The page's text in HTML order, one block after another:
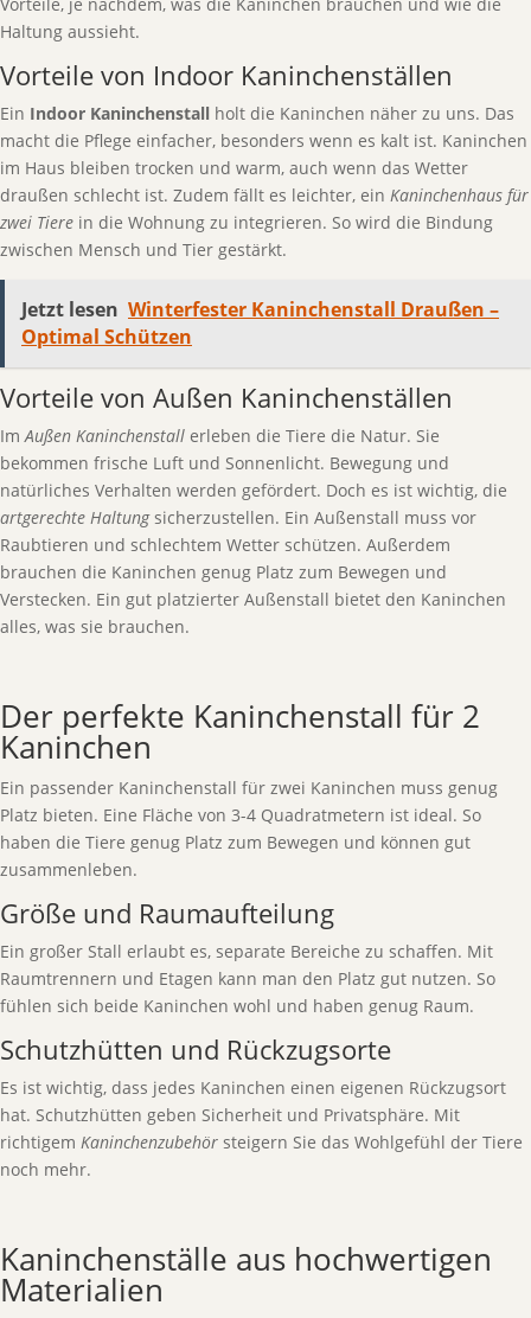
Haltung aussieht.
Vorteile von Indoor Kaninchenställen
Ein Indoor Kaninchenstall holt die Kaninchen näher zu uns. Das
macht die Pflege einfacher, besonders wenn es kalt ist. Kaninchen
im Haus bleiben trocken und warm, auch wenn das Wetter
draußen schlecht ist. Zudem fällt es leichter, ein Kaninchenhaus für
zwei Tiere in die Wohnung zu integrieren. So wird die Bindung
zwischen Mensch und Tier gestärkt.
Jetzt lesen Winterfester Kaninchenstall Draußen –
Optimal Schützen
Vorteile von Außen Kaninchenställen
ImAußen Kaninchenstall erleben die Tiere die Natur. Sie
bekommen frische Luft und Sonnenlicht. Bewegung und
natürliches Verhalten werden gefördert. Doch es ist wichtig, die
artgerechte Haltungsicherzustellen. Ein Außenstall muss vor
Raubtieren und schlechtem Wetter schützen. Außerdem
brauchen die Kaninchen genug Platz zum Bewegen und
Verstecken. Ein gut platzierter Außenstall bietet den Kaninchen
alles, was sie brauchen.
Der perfekte Kaninchenstall für 2
Kaninchen
Ein passender Kaninchenstall für zwei Kaninchen muss genug
Platz bieten. Eine Fläche von 3-4 Quadratmetern ist ideal. So
haben die Tiere genug Platz zum Bewegen und können gut
zusammenleben.
Größe und Raumaufteilung
Ein großer Stall erlaubt es, separate Bereiche zu schaffen. Mit
Raumtrennern und Etagen kann man den Platz gut nutzen. So
fühlen sich beide Kaninchen wohl und haben genug Raum.
Schutzhütten und Rückzugsorte
Es ist wichtig, dass jedes Kaninchen einen eigenen Rückzugsort
hat. Schutzhütten geben Sicherheit und Privatsphäre. Mit
richtigem Kaninchenzubehör steigern Sie das Wohlgefühl der Tiere
noch mehr.
Kaninchenställe aus hochwertigen
Materialien